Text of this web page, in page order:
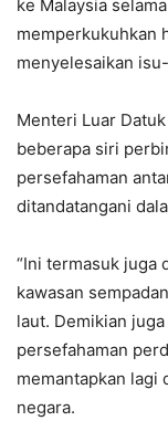
ke Malaysia
memperkukuhkan
menyelesaikan
Menteri Luar
beberapa siri
persefahaman
ditandatangani
“Ini termasuk juga
kawasan
laut. Demikian
persefahaman
memantapkan
negara.